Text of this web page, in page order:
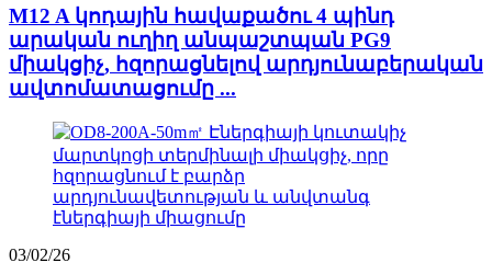
M12 A կոդային հավաքածու 4 պինդ
արական ուղիղ անպաշտպան PG9
միակցիչ, հզորացնելով արդյունաբերական
ավտոմատացումը ...
03/02/26